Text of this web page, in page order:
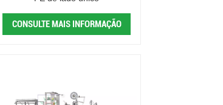
CONSULTE MAIS INFORMAÇÃO